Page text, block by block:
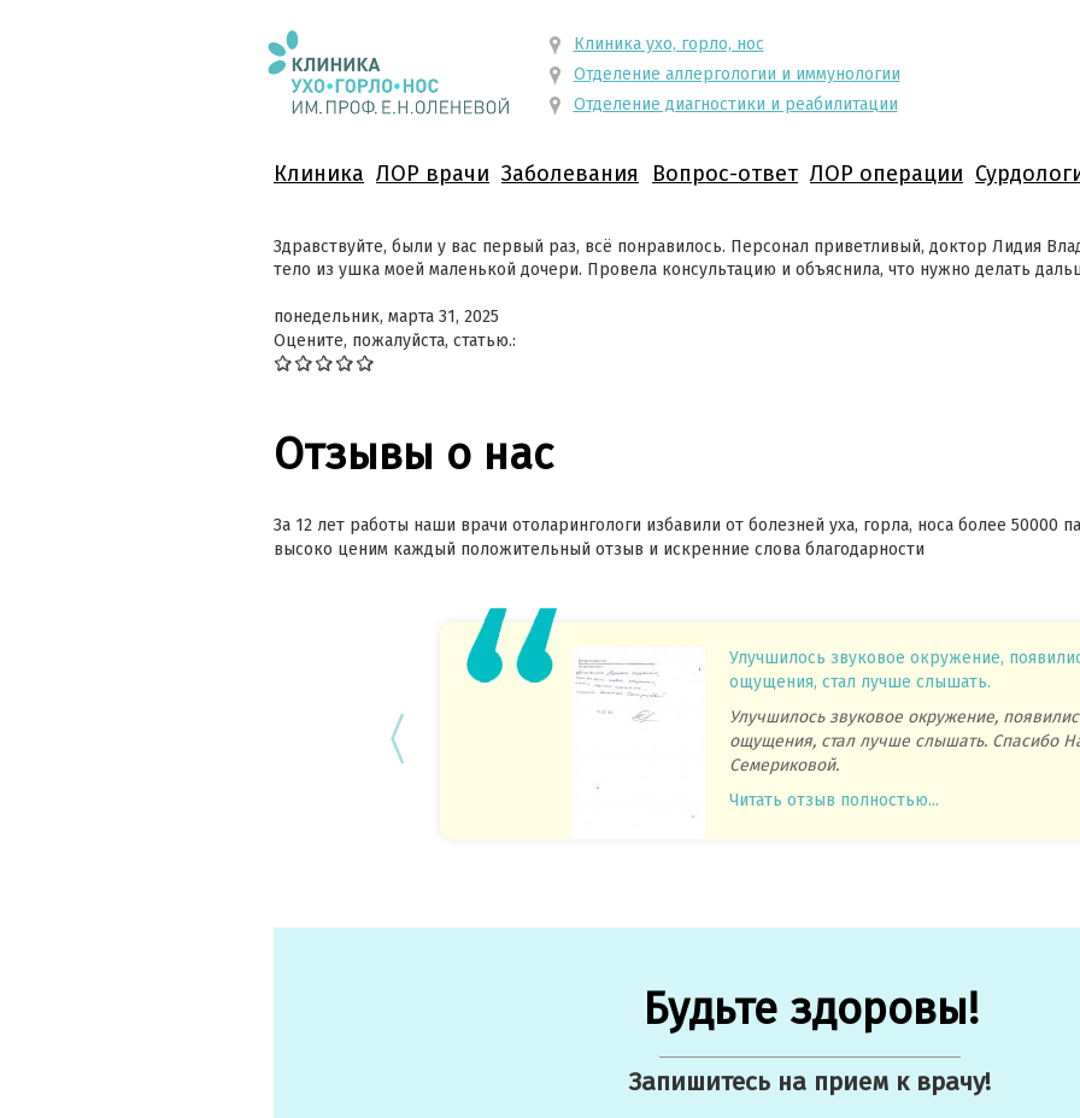
Клиника ухо, горло, нос
Отделение аллергологии и иммунологии
Отделение диагностики и реабилитации
Клиника ЛОР врачи Заболевания Вопрос-ответ ЛОР операции
Здравствуйте, были у вас первый раз, всё понравилось. Персонал приветливый, доктор Лидия
тело из ушка моей маленькой дочери. Провела консультацию и объяснила, что нужно делать
понедельник, марта 31, 2025
Оцените, пожалуйста, статью.:
Отзывы о нас
За 12 лет работы наши врачи отоларингологи избавили от болезней уха, горла, носа более 50000
высоко ценим каждый положительный отзыв и искренние слова благодарности
Улучшилось звуковое окружение,
ощущения, стал лучше слышать.
Улучшилось звуковое окружение,
ощущения, стал лучше слышать. Спасибо
Семериковой.
Читать отзыв полностью...
Будьте здоровы!
Запишитесь на прием к врачу!